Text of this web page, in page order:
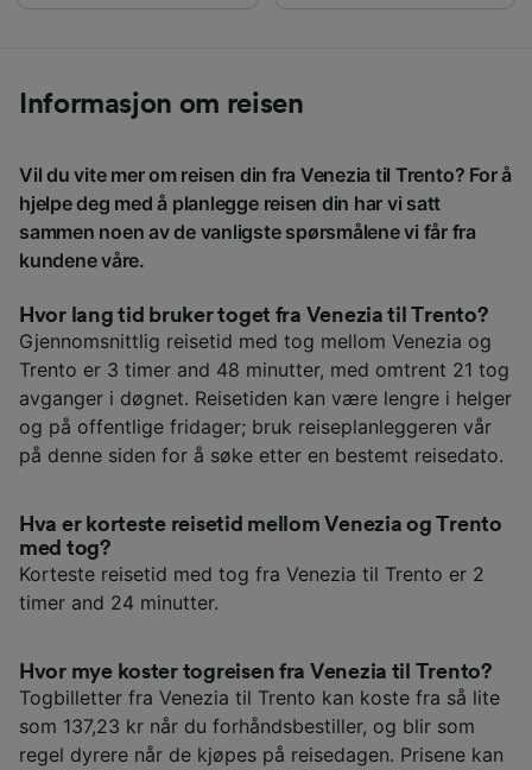
Informasjon om reisen
Vil du vite mer om reisen din fra Venezia til Trento? For å
hjelpe deg med å planlegge reisen din har vi satt
sammen noen av de vanligste spørsmålene vi får fra
kundene våre.
Hvor lang tid bruker toget fra Venezia til Trento?
Gjennomsnittlig reisetid med tog mellom Venezia og
Trento er 3 timer and 48 minutter, med omtrent 21 tog
avganger i døgnet. Reisetiden kan være lengre i helger
og på offentlige fridager; bruk reiseplanleggeren vår
på denne siden for å søke etter en bestemt reisedato.
Hva er korteste reisetid mellom Venezia og Trento
med tog?
Korteste reisetid med tog fra Venezia til Trento er 2
timer and 24 minutter.
Hvor mye koster togreisen fra Venezia til Trento?
Togbilletter fra Venezia til Trento kan koste fra så lite
som 137,23 kr når du forhåndsbestiller, og blir som
regel dyrere når de kjøpes på reisedagen. Prisene kan